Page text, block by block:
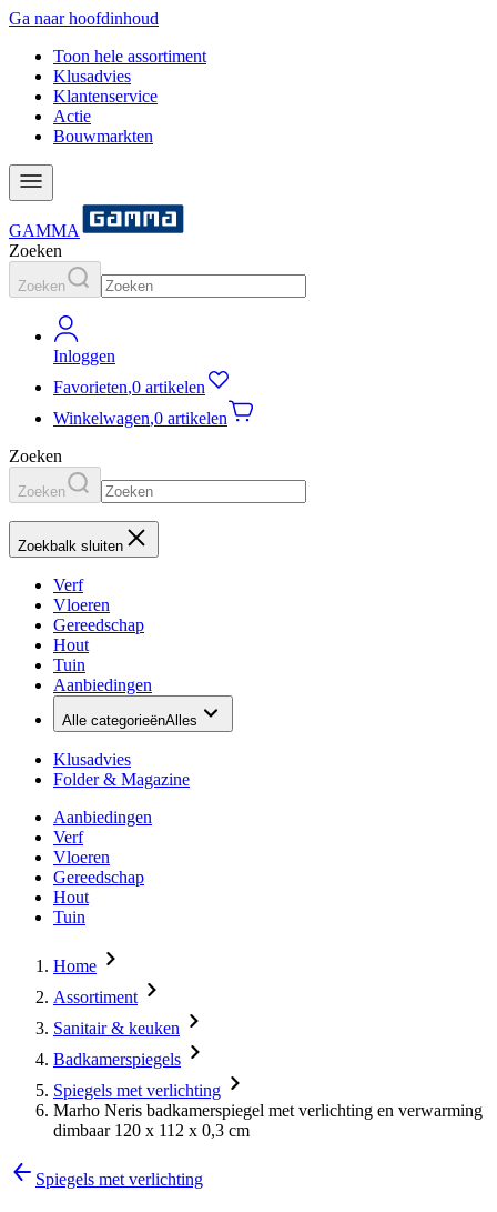
Ga naar hoofdinhoud
Toon hele assortiment
Klusadvies
Klantenservice
Actie
Bouwmarkten
GAMMA
Zoeken
Zoeken
Inloggen
Favorieten,0 artikelen
Winkelwagen,0 artikelen
Zoeken
Zoeken
Zoekbalk sluiten
Verf
Vloeren
Gereedschap
Hout
Tuin
Aanbiedingen
Alle categorieënAlles
Klusadvies
Folder & Magazine
Aanbiedingen
Verf
Vloeren
Gereedschap
Hout
Tuin
Home
Assortiment
Sanitair & keuken
Badkamerspiegels
Spiegels met verlichting
Marho Neris badkamerspiegel met verlichting en verwarming
dimbaar 120 x 112 x 0,3 cm
Spiegels met verlichting